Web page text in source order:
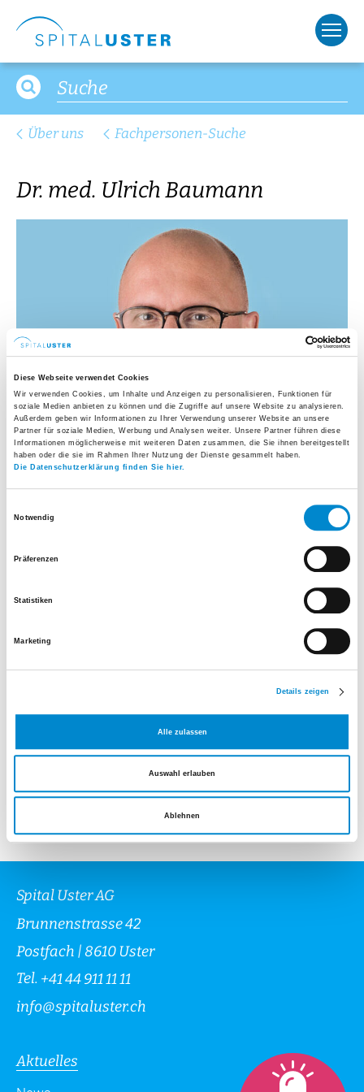
Diese Webseite verwendet Cookies
Wir verwenden Cookies, um Inhalte und Anzeigen zu personalisieren, Funktionen für
soziale Medien anbieten zu können und die Zugriffe auf unsere Website zu analysieren.
Außerdem geben wir Informationen zu Ihrer Verwendung unserer Website an unsere
Partner für soziale Medien, Werbung und Analysen weiter. Unsere Partner führen diese
Informationen möglicherweise mit weiteren Daten zusammen, die Sie ihnen bereitgestellt
haben oder die sie im Rahmen Ihrer Nutzung der Dienste gesammelt haben.
Die Datenschutzerklärung finden Sie hier.
Notwendig
Präferenzen
Statistiken
Marketing
Details zeigen
Alle zulassen
Auswahl erlauben
Ablehnen
Über uns Fachpersonen-Suche
Dr. med. Ulrich Baumann
Tel.
Dr. med. Natalie Kuchen
Dr. med. Michael Ruschel
Spital Uster AG
Brunnenstrasse 42
Postfach | 8610 Uster
Tel. +41 44 911 11 11
info@spitaluster.ch
Aktuelles